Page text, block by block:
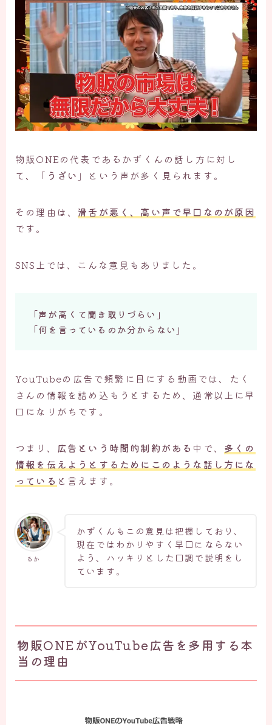
物販ONEの代表であるかずくんの話し方に対し
て、「 うざい 」という声が多く見られます。
その理由は、 滑舌が悪く、高い声で早口なのが原因
です。
SNS上では、こんな意見もありました。
「声が高くて聞き取りづらい」
「何を言っているのか分からない」
YouTubeの広告で頻繁に目にする動画では、たく
さんの情報を詰め込もうとするため、通常以上に早
口になりがちです。
つまり、 広告という時間的制約がある 中で、 多くの
情報を伝えようとするためにこのような話し方にな
っている と言えます。
るか
かずくんもこの意見は把握しており、
現在ではわかりやすく早口にならない
よう、ハッキリとした口調で説明をし
ています。
物販ONEがYouTube広告を多用する本
当の理由